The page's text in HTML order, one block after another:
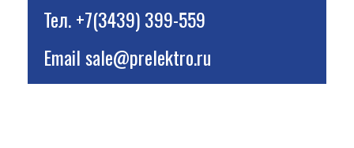
Тел.+7(3439) 399-559
Emailsale@prelektro.ru